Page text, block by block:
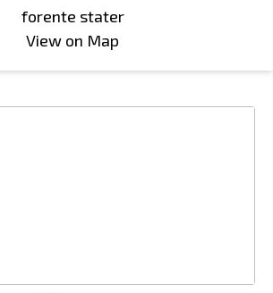
forente stater
View on Map